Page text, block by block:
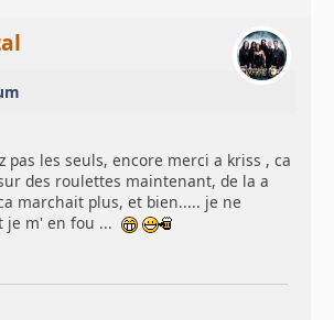
pas les seuls, encore merci a kriss , ca
des roulettes maintenant, de la a
marchait plus, et bien..... je ne
je m' en fou ...